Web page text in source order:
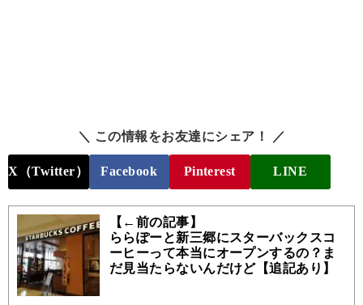
＼ この情報をお友達にシェア！ ／
X（Twitter） Facebook Pinterest LINE
【←前の記事】
ららぽーと新三郷にスターバックスコ
ーヒーって本当にオープンするの？ま
だ見当たらないんだけど【追記あり】